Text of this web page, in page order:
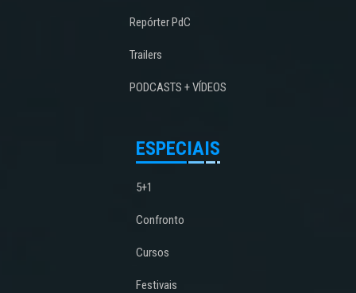
Repórter PdC
Trailers
PODCASTS + VÍDEOS
ESPECIAIS
5+1
Confronto
Cursos
Festivais